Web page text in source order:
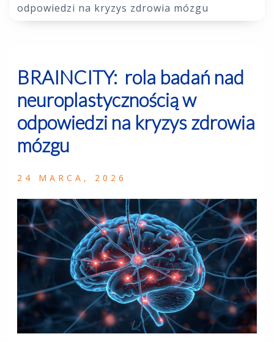
odpowiedzi na kryzys zdrowia mózgu
BRAINCITY: rola badań nad
neuroplastycznością w
odpowiedzi na kryzys zdrowia
mózgu
24 MARCA, 2026